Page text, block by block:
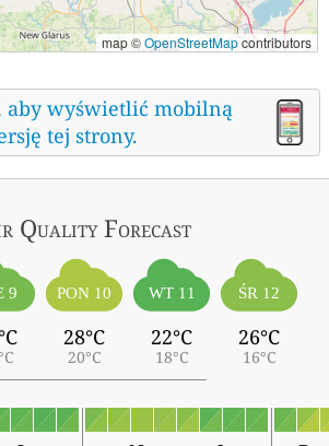
map ©OpenStreetMapcontributors
wyświetlić mobilną
tej strony.
QualityForecast
9 PON 10
28°C
20°C
WT 11
22°C
18°C
ŚR 12
26°C
16°C